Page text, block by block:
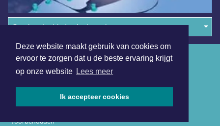
Deze website maakt gebruik van cookies om
ervoor te zorgen dat u de beste ervaring krijgt
op onze website Lees meer
Ik accepteer cookies
Overige dagbladen in de regio
voorbehouden
Algemene voorwaarden
Disclaimer